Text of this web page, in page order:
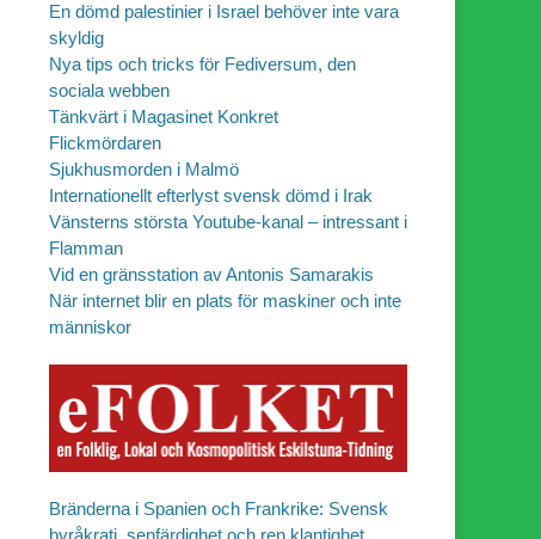
En dömd palestinier i Israel behöver inte vara
skyldig
Nya tips och tricks för Fediversum, den
sociala webben
Tänkvärt i Magasinet Konkret
Flickmördaren
Sjukhusmorden i Malmö
Internationellt efterlyst svensk dömd i Irak
Vänsterns största Youtube-kanal – intressant i
Flamman
Vid en gränsstation av Antonis Samarakis
När internet blir en plats för maskiner och inte
människor
Bränderna i Spanien och Frankrike: Svensk
byråkrati, senfärdighet och ren klantighet